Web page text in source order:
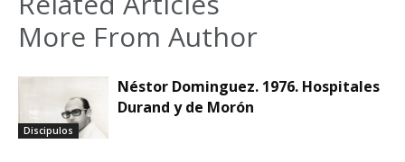
More From Author
Discipulos
Néstor Dominguez. 1976. Hospitales
Durand y de Morón